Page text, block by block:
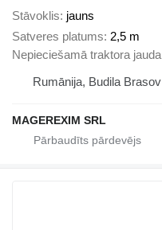
Stāvoklis jauns
Satveres platums 2,5 m
Nepieciešamā traktora jauda
Rumānija, Budila Brasov
MAGEREXIM SRL